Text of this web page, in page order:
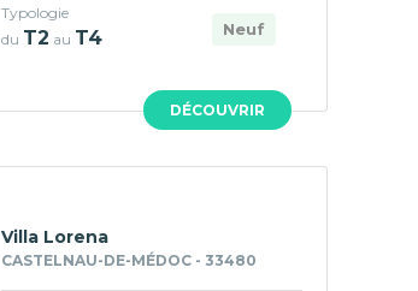
DÉCOUVRIR
Neuf
Typologie
du T2 au T4
Villa Lorena
CASTELNAU-DE-MÉDOC - 33480